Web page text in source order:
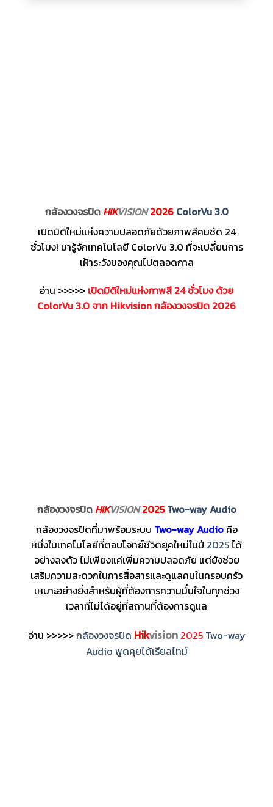
กล้องวงจรปิด HIKVISION 2026 ColorVu 3.0
เปิดมิติใหม่แห่งความปลอดภัยด้วยภาพสีคมชัด 24
ชั่วโมง! มารู้จักเทคโนโลยี ColorVu 3.0 ที่จะเปลี่ยนการ
เฝ้าระวังของคุณไปตลอดกาล
อ่าน >>>>> เปิดมิติใหม่แห่งภาพสี 24 ชั่วโมง ด้วย
ColorVu 3.0 จาก Hikvision กล้องวงจรปิด 2026
กล้องวงจรปิด HIKVISION 2025 Two-way Audio
กล้องวงจรปิดที่มาพร้อมระบบ Two-way Audioคือ
หนึ่งในเทคโนโลยีที่ตอบโจทย์ชีวิตยุคใหม่ในปี 2025ได้
อย่างลงตัว ไม่เพียงแค่เพิ่มความปลอดภัย แต่ยังช่วย
เสริมความสะดวกในการสื่อสารและดูแลคนในครอบครัว
เหมาะอย่างยิ่งสำหรับผู้ที่ต้องการความมั่นใจในทุกช่วง
เวลาที่ไม่ได้อยู่ที่สถานที่ต้องการดูแล
อ่าน >>>>>กล้องวงจรปิด Hikvision 2025Two-way
Audio พูดคุยได้เรียลไทม์